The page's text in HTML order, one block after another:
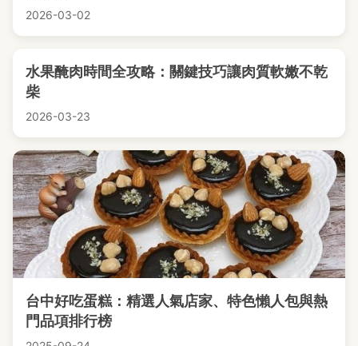
2026-03-02
水果醃肉時間全攻略：關鍵技巧讓肉質軟嫩不乾
柴
2026-03-23
台中好吃蛋糕：精選人氣店家、特色懶人包與熱
門品項排行榜